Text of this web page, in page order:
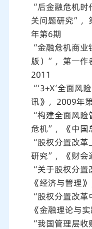
“后金融危机
关问题研究”，
年第6期
“金融危机商
版）”，第一作
2011
“‘3+X’全面风
讯》，2009年
“构建全面风
危机”，《中国
“股权分置改
研究”，《财会
“关于股权分置
《经济与管理
“股权分置改革
《金融理论与
“我国管理层